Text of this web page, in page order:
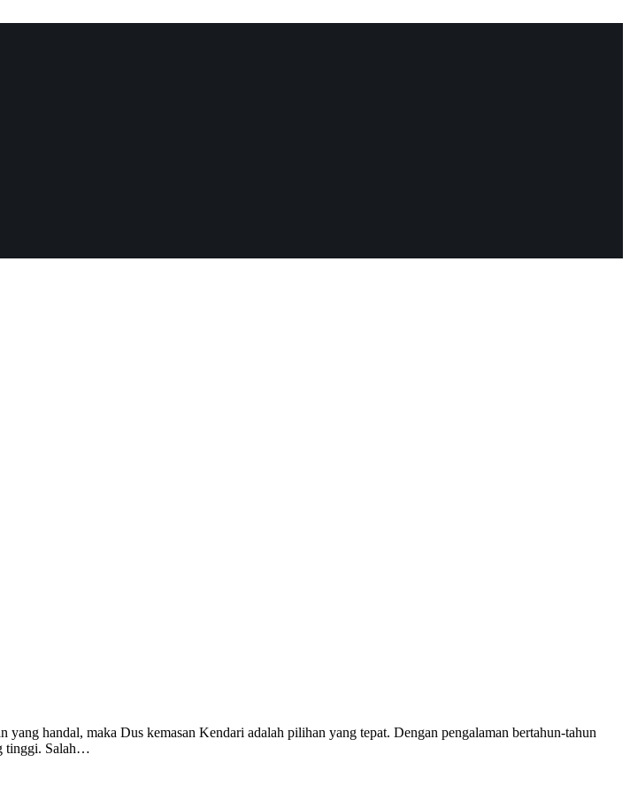
handal, maka Dus kemasan Kendari adalah pilihan yang tepat. Dengan pengalaman bertahun-tahun
tinggi. Salah…